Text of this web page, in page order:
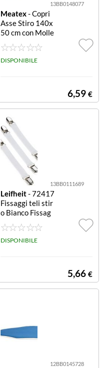
13BB0148077
Meatex- Copri
Asse Stiro 140x
50 cm con Molle
ttone Futurastir
DISPONIBILE
6,59 €
13BB0111689
Leifheit- 72417
Fissaggi teli stir
o Bianco Fissag
gi teli stiro Leifh
eit 72417 Bianc
o
DISPONIBILE
5,66 €
12BB0145728